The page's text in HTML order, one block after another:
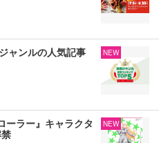
ャンルの人気記事
NEW
ラー』キャラクタ
NEW